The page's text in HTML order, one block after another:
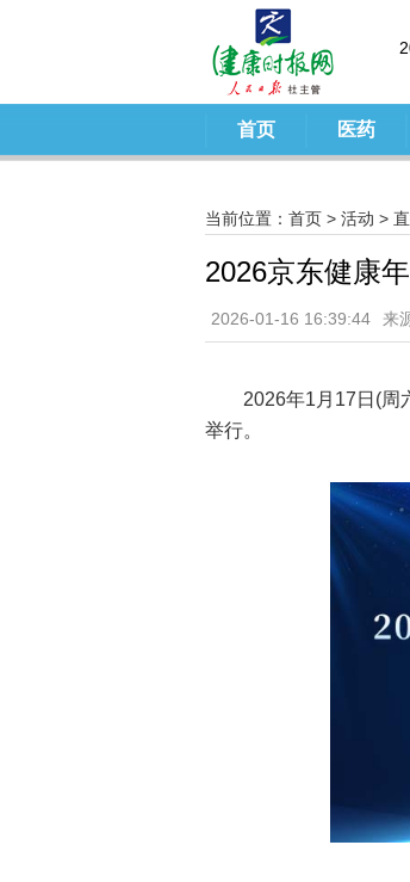
首页 医药
当前位置： 首页 > 活动 >
2026京东健康
2026-01-16 16:39:44 来
2026年1月17日(周
举行。